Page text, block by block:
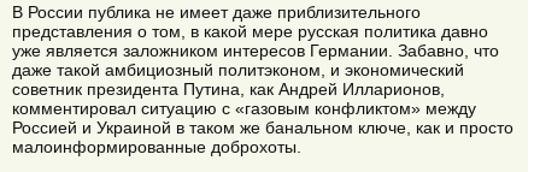
В России публика не имеет даже приблизительного
представления о том, в какой мере русская политика давно
уже является заложником интересов Германии. Забавно, что
даже такой амбициозный политэконом, и экономический
советник президента Путина, как Андрей Илларионов,
комментировал ситуацию с «газовым конфликтом» между
Россией и Украиной в таком же банальном ключе, как и просто
малоинформированные доброхоты.